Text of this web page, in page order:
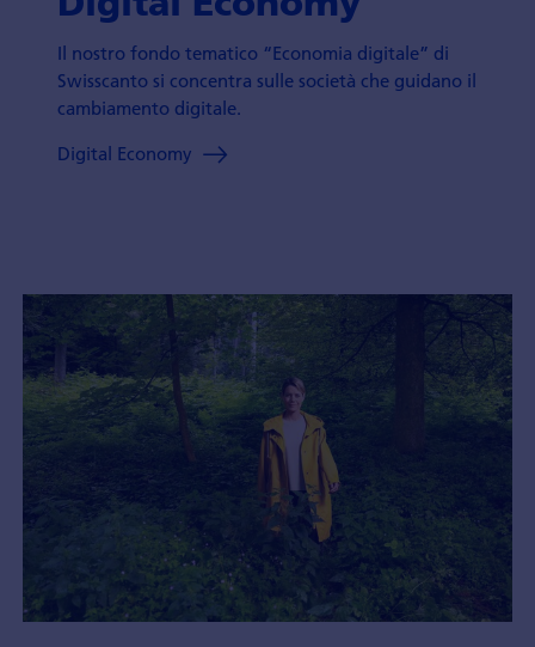
Il nostro fondo tematico “Economia digitale” di
Swisscanto si concentra sulle società che guidano il
cambiamento digitale.
Digital Economy